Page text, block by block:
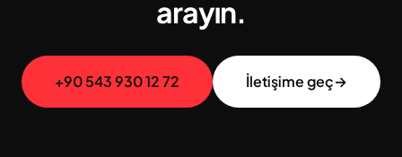
arayın.
+90 543 930 12 72 İletişime geç→